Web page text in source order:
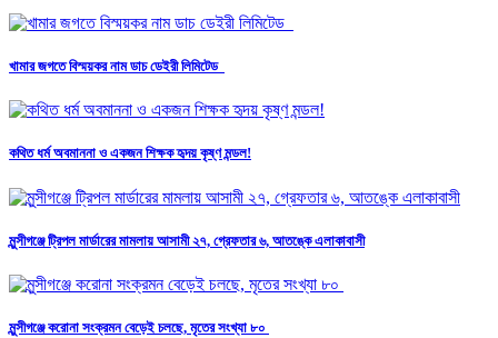
খামার জগতে বিস্ময়কর নাম ডাচ ডেইরী লিমিটেড
কথিত ধর্ম অবমাননা ও একজন শিক্ষক হৃদয় কৃষ্ণ মন্ডল!
মুন্সীগঞ্জে ট্রিপল মার্ডারের মামলায় আসামী ২৭, গ্রেফতার ৬, আতঙ্কে এলাকাবাসী
মুন্সীগঞ্জে করোনা সংক্রমন বেড়েই চলছে, মৃতের সংখ্যা ৮০